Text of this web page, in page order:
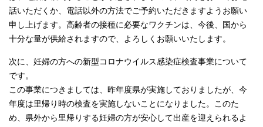
話いただくか、電話以外の方法でご予約いただきますようお願い
申し上げます。高齢者の接種に必要なワクチンは、今後、国から
十分な量が供給されますので、よろしくお願いいたします。
次に、妊婦の方への新型コロナウイルス感染症検査事業について
です。
この事業につきましては、昨年度県が実施しておりましたが、今
年度は里帰り時の検査を実施しないことになりました。このた
め、県外から里帰りする妊婦の方が安心して出産を迎えられるよ